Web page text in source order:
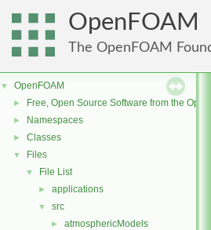
OpenFOAM
The OpenFOAM
▼ OpenFOAM
► Free, Open Source Software from the
► Namespaces
► Classes
▼ Files
▼ File List
► applications
▼ src
► atmosphericModels